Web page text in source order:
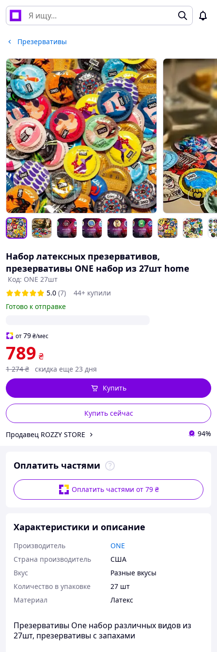
Презервативы
Набор латексных презервативов,
презервативы ONE набор из 27шт home
Код: ONE 27шт
5.0 (7)
44+ купили
Готово к отправке
от79₴/мес
789 ₴
1 274 ₴ скидка еще 23 дня
Купить сейчас
Купить
Продавец ROZZY STORE 94%
Оплатить частями
Оплатить частями от 79 ₴
Характеристики и описание
Производитель
ONE
Страна производитель
США
Вкус
Разные вкусы
Количество в упаковке
27 шт
Материал
Латекс
Презервативы One набор различных видов из
27шт, презервативы с запахами